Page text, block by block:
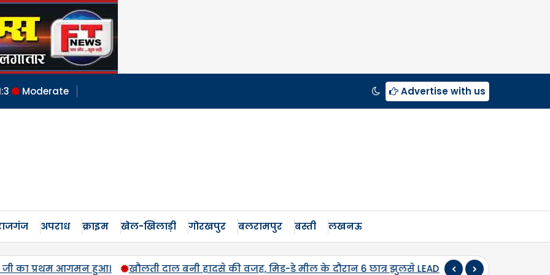
3 Moderate Advertise with us
अपराध क्राइम खेल-खिलाड़ी गोरखपुर बलरामपुर बस्ती लखनऊ
दाल बनी हादसे की वजह, मिड-डे मील के दौरान 6 छात्र झुलसे LEAD सिद्धार्थनगर जनपद के बर्डपुर नंबर-14 क्षेत्र स्थित कंपोजिट